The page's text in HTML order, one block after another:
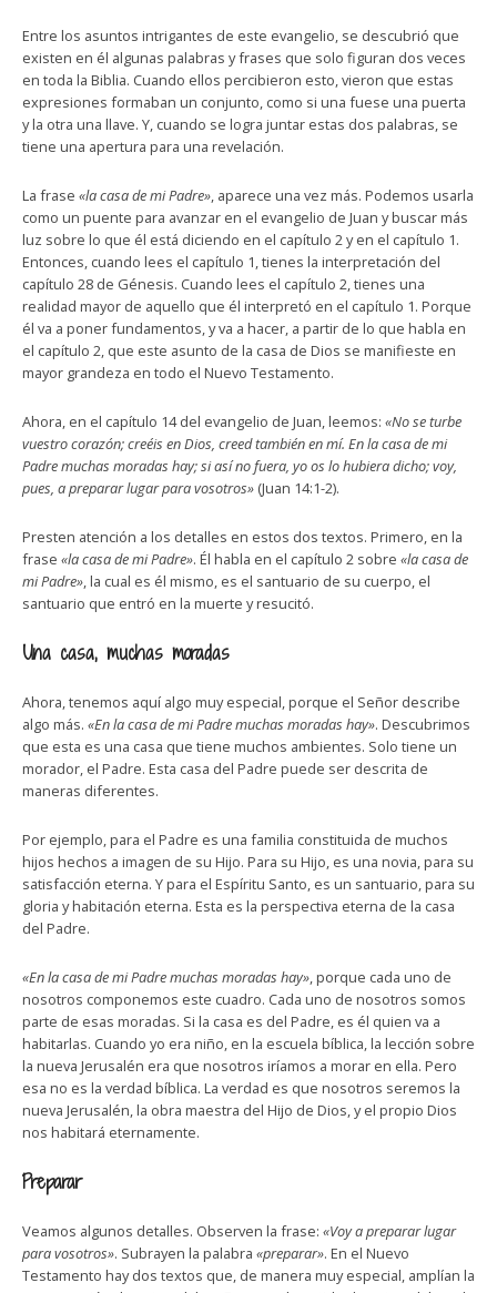
Entre los asuntos intrigantes de este evangelio, se descubrió que
existen en él algunas palabras y frases que solo figuran dos veces
en toda la Biblia. Cuando ellos percibieron esto, vieron que estas
expresiones formaban un conjunto, como si una fuese una puerta
y la otra una llave. Y, cuando se logra juntar estas dos palabras, se
tiene una apertura para una revelación.
La frase «la casa de mi Padre», aparece una vez más. Podemos usarla
como un puente para avanzar en el evangelio de Juan y buscar más
luz sobre lo que él está diciendo en el capítulo 2 y en el capítulo 1.
Entonces, cuando lees el capítulo 1, tienes la interpretación del
capítulo 28 de Génesis. Cuando lees el capítulo 2, tienes una
realidad mayor de aquello que él interpretó en el capítulo 1. Porque
él va a poner fundamentos, y va a hacer, a partir de lo que habla en
el capítulo 2, que este asunto de la casa de Dios se manifieste en
mayor grandeza en todo el Nuevo Testamento.
Ahora, en el capítulo 14 del evangelio de Juan, leemos: «No se turbe
vuestro corazón; creéis en Dios, creed también en mí. En la casa de mi
Padre muchas moradas hay; si así no fuera, yo os lo hubiera dicho; voy,
pues, a preparar lugar para vosotros» (Juan 14:1-2).
Presten atención a los detalles en estos dos textos. Primero, en la
frase «la casa de mi Padre». Él habla en el capítulo 2 sobre «la casa de
mi Padre», la cual es él mismo, es el santuario de su cuerpo, el
santuario que entró en la muerte y resucitó.
Una casa, muchas moradas
Ahora, tenemos aquí algo muy especial, porque el Señor describe
algo más. «En la casa de mi Padre muchas moradas hay». Descubrimos
que esta es una casa que tiene muchos ambientes. Solo tiene un
morador, el Padre. Esta casa del Padre puede ser descrita de
maneras diferentes.
Por ejemplo, para el Padre es una familia constituida de muchos
hijos hechos a imagen de su Hijo. Para su Hijo, es una novia, para su
satisfacción eterna. Y para el Espíritu Santo, es un santuario, para su
gloria y habitación eterna. Esta es la perspectiva eterna de la casa
del Padre.
«En la casa de mi Padre muchas moradas hay», porque cada uno de
nosotros componemos este cuadro. Cada uno de nosotros somos
parte de esas moradas. Si la casa es del Padre, es él quien va a
habitarlas. Cuando yo era niño, en la escuela bíblica, la lección sobre
la nueva Jerusalén era que nosotros iríamos a morar en ella. Pero
esa no es la verdad bíblica. La verdad es que nosotros seremos la
nueva Jerusalén, la obra maestra del Hijo de Dios, y el propio Dios
nos habitará eternamente.
Preparar
Veamos algunos detalles. Observen la frase: «Voy a preparar lugar
para vosotros». Subrayen la palabra «preparar». En el Nuevo
Testamento hay dos textos que, de manera muy especial, amplían la